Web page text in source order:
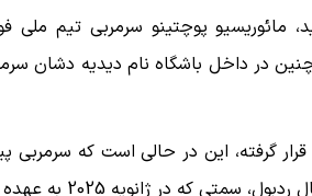
مائوریسیو پوچتینو سرمربی تیم ملی
در داخل باشگاه نام دیدیه دشان
گرفته، این در حالی است که سرمربی
2025 به عهده گرفت، راضی است».